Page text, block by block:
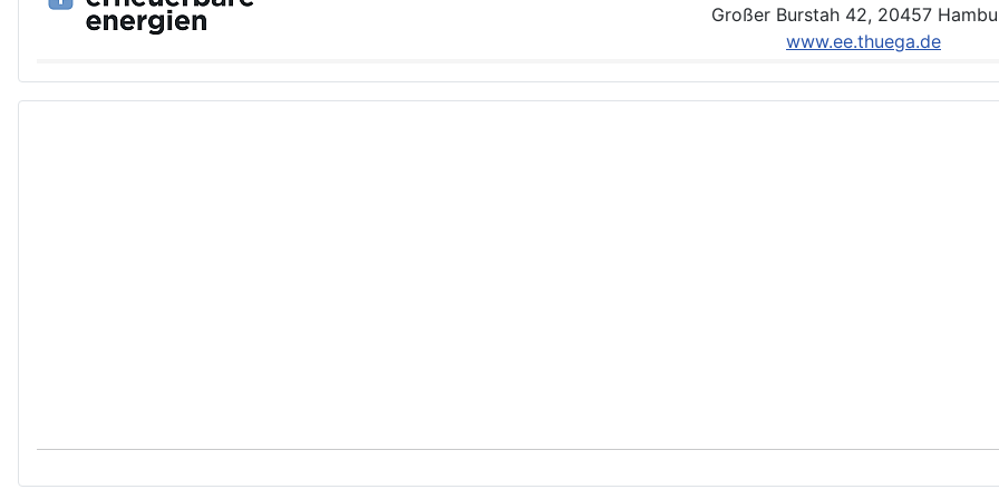
Großer Burstah 42, 20457
www.ee.thuega.de